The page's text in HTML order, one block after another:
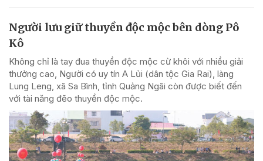
Người lưu giữ thuyền độc mộc bên dòng Pô
Kô
Không chỉ là tay đua thuyền độc mộc cừ khôi với nhiều giải
thưởng cao, Người có uy tín A Lủi (dân tộc Gia Rai), làng
Lung Leng, xã Sa Bình, tỉnh Quảng Ngãi còn được biết đến
với tài năng đẽo thuyền độc mộc.